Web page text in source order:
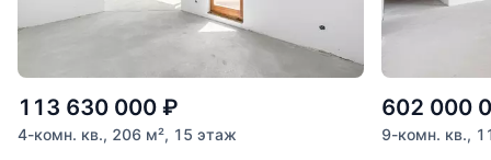
113 630 000 ₽
4-комн. кв., 206 м², 15 этаж
602 000
9-комн. кв.,